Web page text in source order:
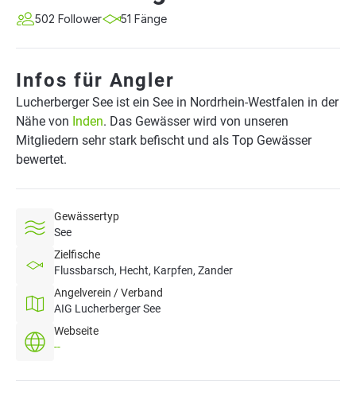
502 Follower 51 Fänge
Infos für Angler
Lucherberger See ist ein See in Nordrhein-Westfalen in der
Nähe von Inden. Das Gewässer wird von unseren
Mitgliedern sehr stark befischt und als Top Gewässer
bewertet.
Gewässertyp
See
Zielfische
Flussbarsch, Hecht, Karpfen, Zander
Angelverein / Verband
AIG Lucherberger See
Webseite
--